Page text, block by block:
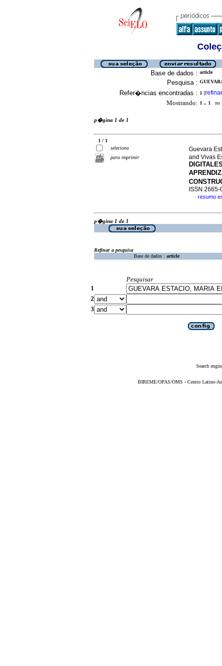
Base de dados : article
Pesquisa :
Refer�ncias encontradas : 1 [refinar
Mostrando: 1 .. 1 no
p�gina 1 de 1
1 / 1
seleciona
para imprimir
Guevara
and Vivas
ISSN 2665-
· resumo
p�gina 1 de 1
Refinar a pesquisa
Base de dados : article
Pesquisar
1
2
3
Search
BIREME/OPAS/OMS - Centro Latino-